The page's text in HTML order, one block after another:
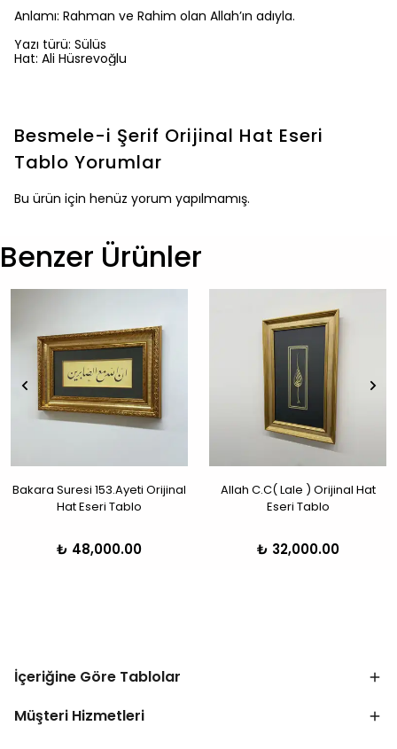
Anlamı: Rahman ve Rahim olan Allah’ın adıyla.
Yazı türü: Sülüs
Hat: Ali Hüsrevoğlu
Besmele-i Şerif Orijinal Hat Eseri
Tablo Yorumlar
Bu ürün için henüz yorum yapılmamış.
Benzer Ürünler
Bakara Suresi 153.Ayeti Orijinal
Hat Eseri Tablo
₺ 48,000.00
Allah C.C( Lale ) Orijinal Hat
Eseri Tablo
₺ 32,000.00
İçeriğine Göre Tablolar
Müşteri Hizmetleri